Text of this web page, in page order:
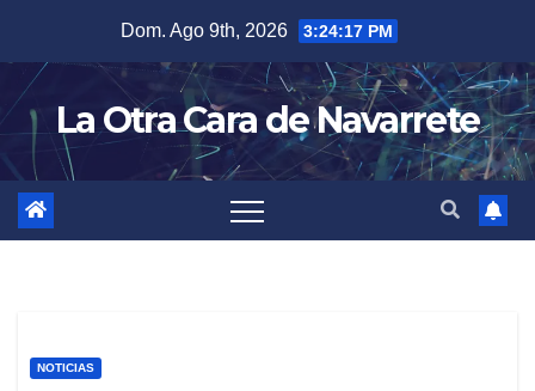
content
Dom. Ago 9th, 2026 3:24:18 PM
La Otra Cara de Navarrete
NOTICIAS